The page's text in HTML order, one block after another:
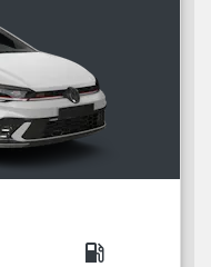
local_gas_station